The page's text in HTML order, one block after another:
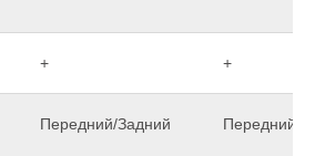
+ +
Передний/Задний Передний/